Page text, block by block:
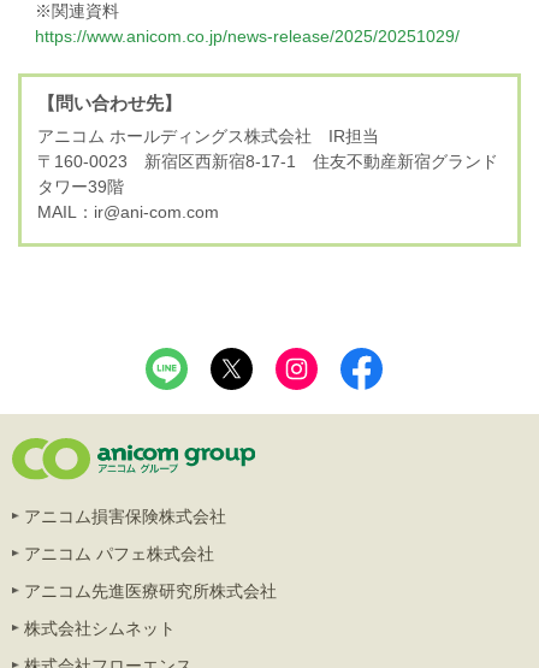
※関連資料
https://www.anicom.co.jp/news-release/2025/20251029/
【問い合わせ先】
アニコム ホールディングス株式会社 IR担当
〒160-0023 新宿区西新宿8-17-1 住友不動産新宿グランド
タワー39階
MAIL：ir@ani-com.com
アニコム損害保険株式会社
アニコム パフェ株式会社
アニコム先進医療研究所株式会社
株式会社シムネット